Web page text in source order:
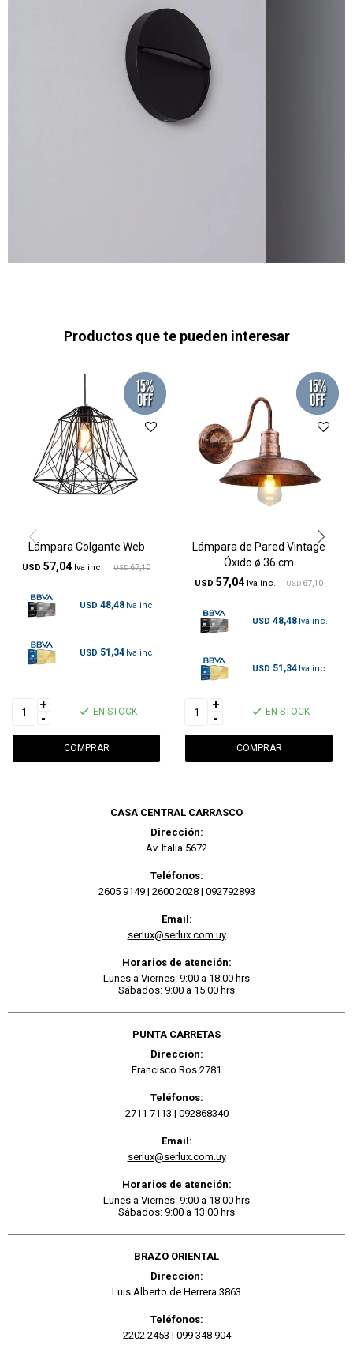
Productos que te pueden interesar
Lámpara Colgante Web
USD 57,04 USD 67,10
USD 48,48
USD 51,34
+
-
EN STOCK
Lámpara de Pared Vintage
Óxido ø 36 cm
USD 57,04 USD 67,10
USD 48,48
USD 51,34
+
-
EN STOCK
CASA CENTRAL CARRASCO
Dirección:
Av. Italia 5672
Teléfonos:
2605 9149| 2600 2028| 092792893
Email:
serlux@serlux.com.uy
Horarios de atención:
Lunes a Viernes: 9:00 a 18:00 hrs
Sábados: 9:00 a 15:00 hrs
PUNTA CARRETAS
Dirección:
Francisco Ros 2781
Teléfonos:
2711 7113 | 092868340
Email:
serlux@serlux.com.uy
Horarios de atención:
Lunes a Viernes: 9:00 a 18:00 hrs
Sábados: 9:00 a 13:00 hrs
BRAZO ORIENTAL
Dirección:
Luis Alberto de Herrera 3863
Teléfonos:
2202 2453 | 099 348 904